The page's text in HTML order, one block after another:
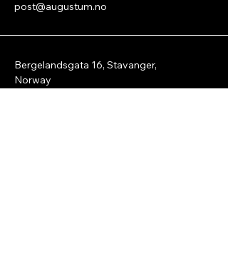
post@augustum.no
Bergelandsgata 16, Stavanger,
Norway